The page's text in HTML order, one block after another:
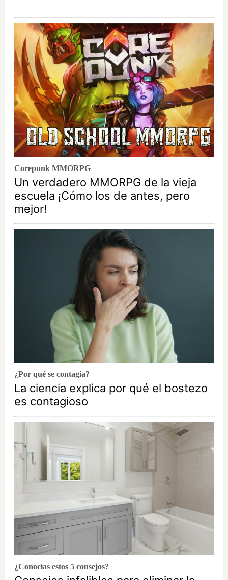
Corepunk MMORPG
Un verdadero MMORPG de la vieja
escuela ¡Cómo los de antes, pero
mejor!
¿Por qué se contagia?
La ciencia explica por qué el bostezo
es contagioso
¿Conocías estos 5 consejos?